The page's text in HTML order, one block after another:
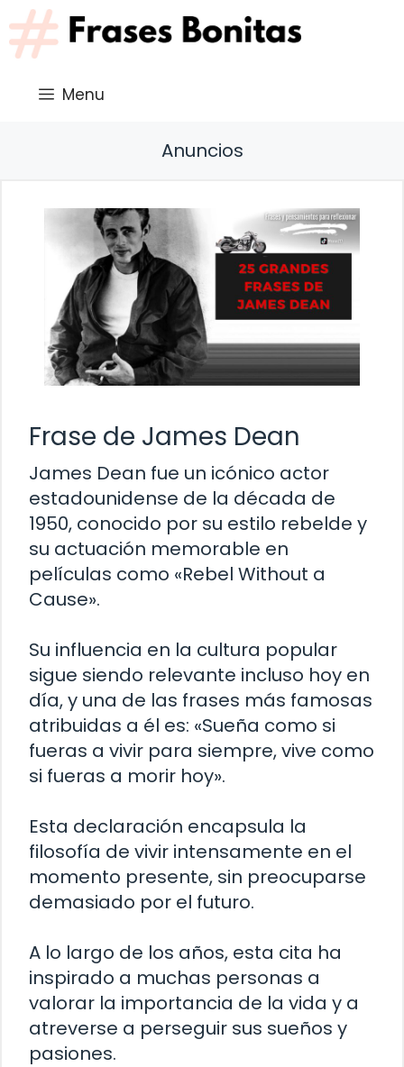
Saltar
al
contenido
Menu
Anuncios
Frase de James Dean
James Dean fue un icónico actor
estadounidense de la década de
1950, conocido por su estilo rebelde y
su actuación memorable en
películas como «Rebel Without a
Cause».
Su influencia en la cultura popular
sigue siendo relevante incluso hoy en
día, y una de las frases más famosas
atribuidas a él es: «Sueña como si
fueras a vivir para siempre, vive como
si fueras a morir hoy».
Esta declaración encapsula la
filosofía de vivir intensamente en el
momento presente, sin preocuparse
demasiado por el futuro.
A lo largo de los años, esta cita ha
inspirado a muchas personas a
valorar la importancia de la vida y a
atreverse a perseguir sus sueños y
pasiones.